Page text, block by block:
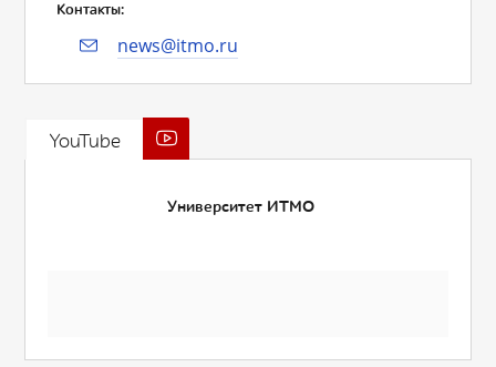
Контакты:
news@itmo.ru
YouTube
Университет ИТМО